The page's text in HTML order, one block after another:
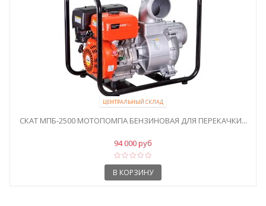
ЦЕНТРАЛЬНЫЙ СКЛАД
СКАТ МПБ-2500 МОТОПОМПА БЕНЗИНОВАЯ ДЛЯ ПЕРЕКАЧКИ...
94 000 руб
В КОРЗИНУ